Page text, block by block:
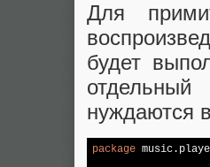
Для
будет
нуждаются
package